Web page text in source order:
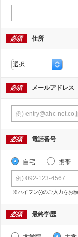
必須 住所
必須 メールアドレス
必須 電話番号
自宅 携帯
※ハイフン(-)のご入力をお願
必須 最終学歴